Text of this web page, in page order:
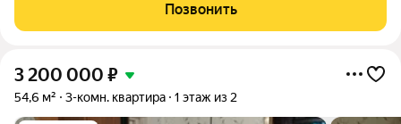
совмещенный санузел Большая кухня.
Позвонить
3 200 000 ₽
54,6 м² 3-комн. квартира 1 этаж из 2